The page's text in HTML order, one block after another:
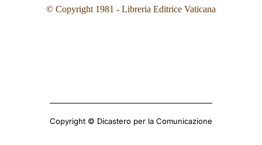
© Copyright 1981 - Libreria Editrice Vaticana
Copyright © Dicastero per la Comunicazione